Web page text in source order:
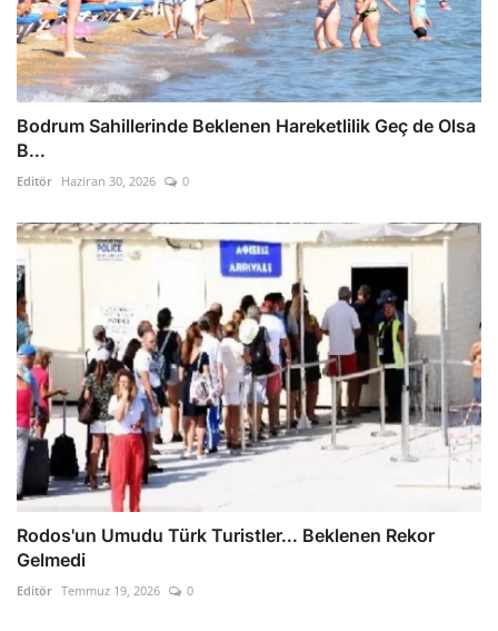
Bodrum Sahillerinde Beklenen Hareketlilik Geç de Olsa
B...
Editör Haziran 30, 2026 0
Rodos'un Umudu Türk Turistler... Beklenen Rekor
Gelmedi
Editör Temmuz 19, 2026 0